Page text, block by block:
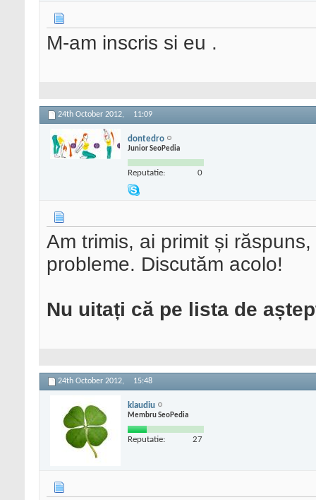
M-am inscris si eu .
24th October 2012, 11:09
dontedro
Junior SeoPedia
Reputatie: 0
Am trimis, ai primit și
probleme. Discutăm acolo!
Nu uitați că pe lista de
24th October 2012, 15:48
klaudiu
Membru SeoPedia
Reputatie: 27